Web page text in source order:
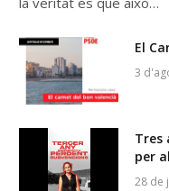
El
3
Tres
per
28 de